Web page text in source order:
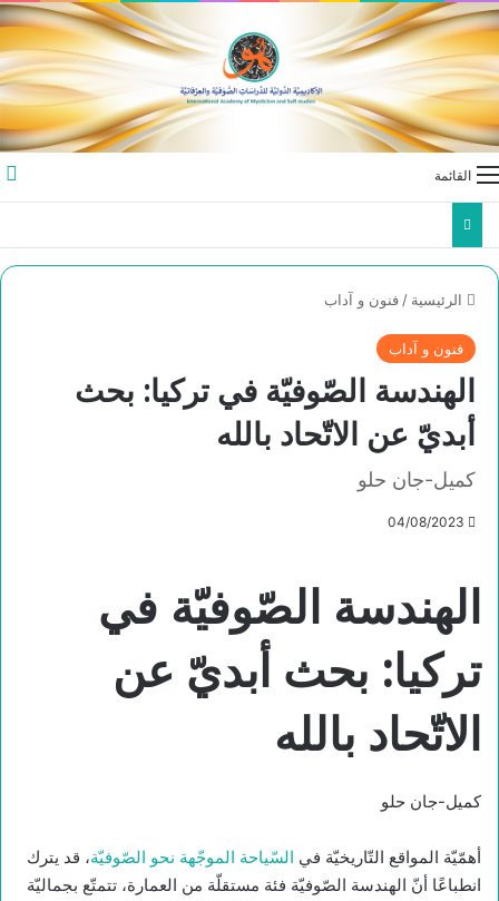
القائمة
الرئيسية / فنون و آداب
فنون و آداب
الهندسة الصّوفيّة في تركيا: بحث
أبديّ عن الاتّحاد بالله
كميل-جان حلو
04/08/2023
الهندسة الصّوفيّة في
تركيا: بحث أبديّ عن
الاتّحاد بالله
كميل-جان حلو
أهمّيّة المواقع التّاريخيّة في السّياحة الموجّهة نحو الصّوفيّة، قد يترك
انطباعًا أنّ الهندسة الصّوفيّة فئة مستقلّة من العمارة، تتمتّع بجماليّة